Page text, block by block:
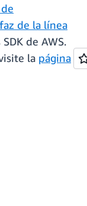
de la línea
de AWS.
la página